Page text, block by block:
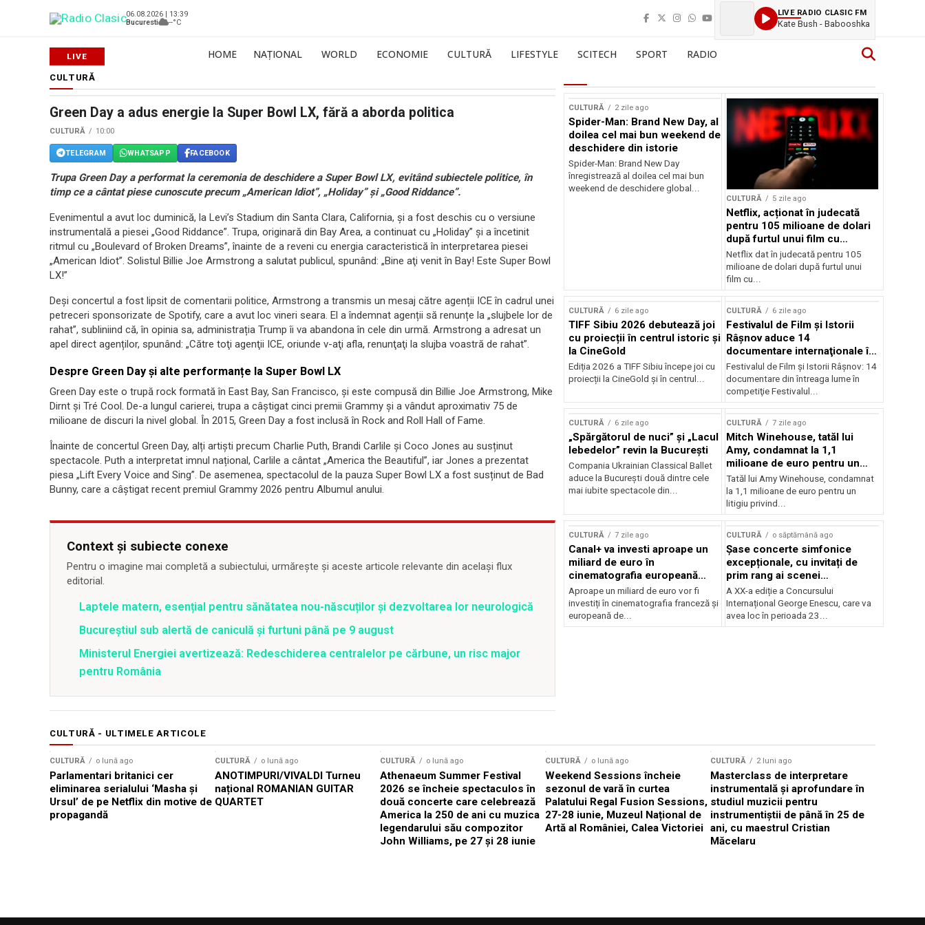
06.08.2026 | 13:39
Bucuresti
--°C
LIVE RADIO CLASIC FM
Kate Bush - Babooshka
HOME NAȚIONAL WORLD ECONOMIE CULTURĂ LIFESTYLE SCITECH SPORT RADIO
CULTURĂ
Green Day a adus energie la Super Bowl LX, fără a aborda politica
CULTURĂ 10:00
TELEGRAM WHATSAPP FACEBOOK
Trupa Green Day a performat la ceremonia de deschidere a Super Bowl LX, evitând subiectele politice, în
timp ce a cântat piese cunoscute precum „American Idiot”, „Holiday” și „Good Riddance”.
Evenimentul a avut loc duminică, la Levi’s Stadium din Santa Clara, California, și a fost deschis cu o versiune
instrumentală a piesei „Good Riddance”. Trupa, originară din Bay Area, a continuat cu „Holiday” și a încetinit
ritmul cu „Boulevard of Broken Dreams”, înainte de a reveni cu energia caracteristică în interpretarea piesei
„American Idiot”. Solistul Billie Joe Armstrong a salutat publicul, spunând: „Bine aţi venit în Bay! Este Super Bowl
LX!”
Deși concertul a fost lipsit de comentarii politice, Armstrong a transmis un mesaj către agenții ICE în cadrul unei
petreceri sponsorizate de Spotify, care a avut loc vineri seara. El a îndemnat agenții să renunțe la „slujbele lor de
rahat”, subliniind că, în opinia sa, administrația Trump îi va abandona în cele din urmă. Armstrong a adresat un
apel direct agenților, spunând: „Către toţi agenţii ICE, oriunde v-aţi afla, renunţaţi la slujba voastră de rahat”.
Despre Green Day și alte performanțe la Super Bowl LX
Green Day este o trupă rock formată în East Bay, San Francisco, și este compusă din Billie Joe Armstrong, Mike
Dirnt și Tré Cool. De-a lungul carierei, trupa a câștigat cinci premii Grammy și a vândut aproximativ 75 de
milioane de discuri la nivel global. În 2015, Green Day a fost inclusă în Rock and Roll Hall of Fame.
Înainte de concertul Green Day, alți artiști precum Charlie Puth, Brandi Carlile și Coco Jones au susținut
spectacole. Puth a interpretat imnul național, Carlile a cântat „America the Beautiful”, iar Jones a prezentat
piesa „Lift Every Voice and Sing”. De asemenea, spectacolul de la pauza Super Bowl LX a fost susținut de Bad
Bunny, care a câștigat recent premiul Grammy 2026 pentru Albumul anului.
Context și subiecte conexe
Pentru o imagine mai completă a subiectului, urmărește și aceste articole relevante din același flux
editorial.
Laptele matern, esențial pentru sănătatea nou-născuților și dezvoltarea lor neurologică
Bucureștiul sub alertă de caniculă și furtuni până pe 9 august
Ministerul Energiei avertizează: Redeschiderea centralelor pe cărbune, un risc major
pentru România
CULTURĂ 2 zile ago
Spider-Man: Brand New Day, al
doilea cel mai bun weekend de
deschidere din istorie
Spider-Man: Brand New Day
înregistrează al doilea cel mai bun
weekend de deschidere global...
CULTURĂ 5 zile ago
Netflix, acționat în judecată
pentru 105 milioane de dolari
după furtul unui film cu
Nicolas Cage
Netflix dat în judecată pentru 105
milioane de dolari după furtul unui
film cu...
CULTURĂ 6 zile ago
TIFF Sibiu 2026 debutează joi
cu proiecții în centrul istoric și
la CineGold
Ediția 2026 a TIFF Sibiu începe joi cu
proiecții la CineGold și în centrul...
CULTURĂ 6 zile ago
Festivalul de Film şi Istorii
Râşnov aduce 14
documentare internaţionale în
premieră
Festivalul de Film şi Istorii Râşnov: 14
documentare din întreaga lume în
competiţie Festivalul...
CULTURĂ 6 zile ago
„Spărgătorul de nuci” și „Lacul
lebedelor” revin la București
Compania Ukrainian Classical Ballet
aduce la București două dintre cele
mai iubite spectacole din...
CULTURĂ 7 zile ago
Mitch Winehouse, tatăl lui
Amy, condamnat la 1,1
milioane de euro pentru un
litigiu pierdut
Tatăl lui Amy Winehouse, condamnat
la 1,1 milioane de euro pentru un
litigiu privind...
CULTURĂ 7 zile ago
Canal+ va investi aproape un
miliard de euro în
cinematografia europeană
până în 2032
Aproape un miliard de euro vor fi
investiți în cinematografia franceză și
europeană de...
CULTURĂ o săptămână ago
Șase concerte simfonice
excepționale, cu invitați de
prim rang ai scenei
internaționale și ansambluri
orchestrale românești de
prestigiu, în programul
Concursului Enescu 2026
A XX-a ediție a Concursului
Internațional George Enescu, care va
avea loc în perioada 23...
CULTURĂ - ULTIMELE ARTICOLE
CULTURĂ o lună ago
Parlamentari britanici cer
eliminarea serialului ‘Masha și
Ursul’ de pe Netflix din motive de
propagandă
CULTURĂ o lună ago
ANOTIMPURI/VIVALDI Turneu
național ROMANIAN GUITAR
QUARTET
CULTURĂ o lună ago
Athenaeum Summer Festival
2026 se încheie spectaculos în
două concerte care celebrează
America la 250 de ani cu muzica
legendarului său compozitor
John Williams, pe 27 și 28 iunie
CULTURĂ o lună ago
Weekend Sessions încheie
sezonul de vară în curtea
Palatului Regal Fusion Sessions,
27-28 iunie, Muzeul Național de
Artă al României, Calea Victoriei
CULTURĂ 2 luni ago
Masterclass de interpretare
instrumentală și aprofundare în
studiul muzicii pentru
instrumentiștii de până în 25 de
ani, cu maestrul Cristian
Măcelaru